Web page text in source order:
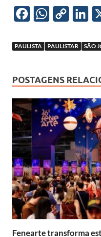
F
e
o
o
k
W
at
A
p
p
C
p
Li
n
k
Li
k
n
PAULISTA PAULISTAR SÃO
POSTAGENS
Fenearte transforma